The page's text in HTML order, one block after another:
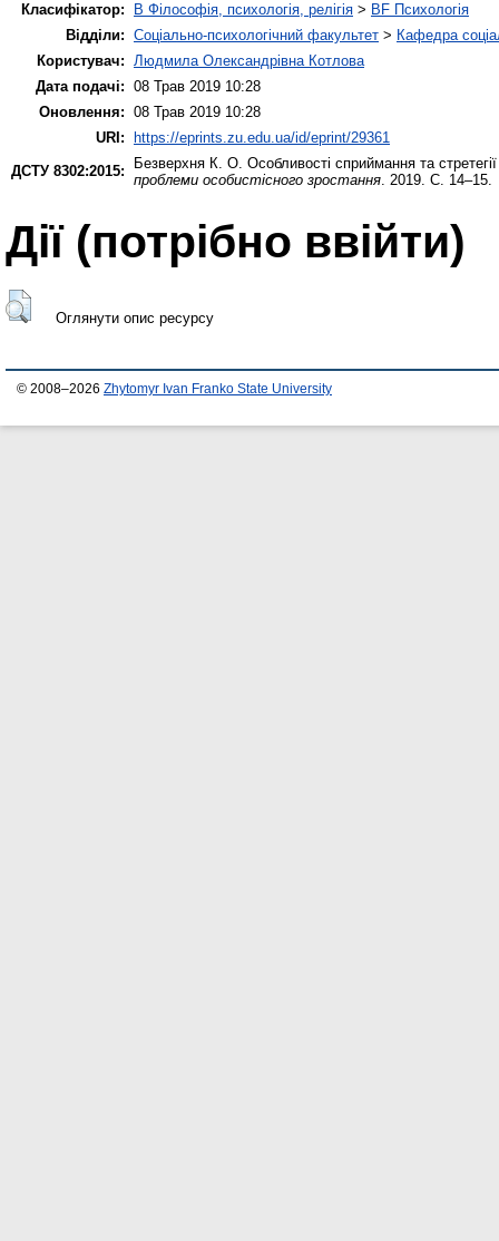
Класифікатор:
B Філософія, психологія, релігія > BF Психологія
Відділи: Соціально-психологічний факультет > Кафедра
Користувач: Людмила Олександрівна Котлова
Дата подачі: 08 Трав 2019 10:28
Оновлення: 08 Трав 2019 10:28
URI:
https://eprints.zu.edu.ua/id/eprint/29361
ДСТУ 8302:2015:
Безверхня К. О. Особливості сприймання та
проблеми особистісного зростання. 2019. С. 14–15.
Дії ​​(потрібно ввійти)
Оглянути опис ресурсу
© 2008–2026 Zhytomyr Ivan Franko State University